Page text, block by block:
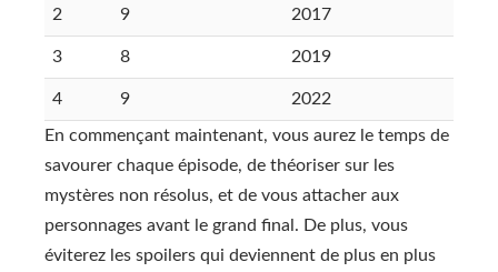
2 9 2017
3 8 2019
4 9 2022
En commençant maintenant, vous aurez le temps de
savourer chaque épisode, de théoriser sur les
mystères non résolus, et de vous attacher aux
personnages avant le grand final. De plus, vous
éviterez les spoilers qui deviennent de plus en plus